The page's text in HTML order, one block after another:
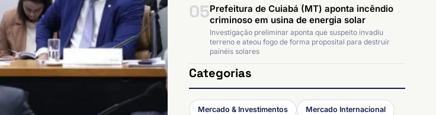
05Prefeitura de Cuiabá (MT) aponta incêndio
criminoso em usina de energia solar
Investigação preliminar aponta que suspeito invadiu
terreno e ateou fogo de forma proposital para destruir
painéis solares
Categorias
Mercado & Investimentos Mercado Internacional